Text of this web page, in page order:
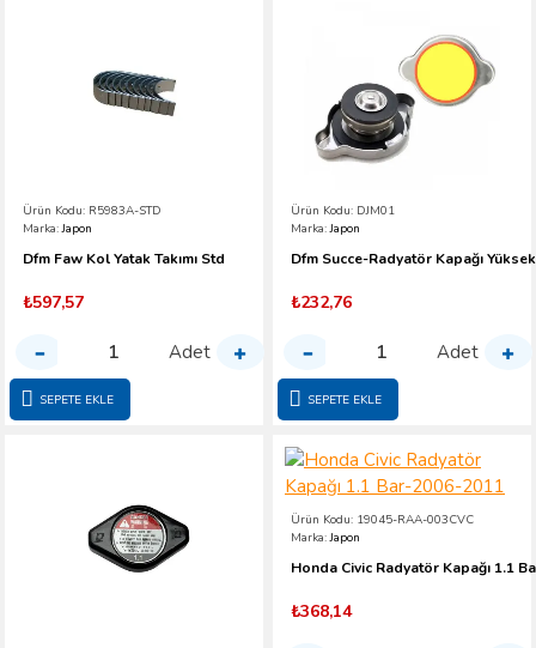
Ürün Kodu: R5983A-STD
Marka: Japon
Dfm Faw Kol Yatak Takımı Std
₺597,57
Adet
SEPETE EKLE
Ürün Kodu: DJM01
Marka: Japon
₺232,76
Adet
SEPETE EKLE
Ürün Kodu: 19045-RAA-003CVC
Marka: Japon
₺368,14